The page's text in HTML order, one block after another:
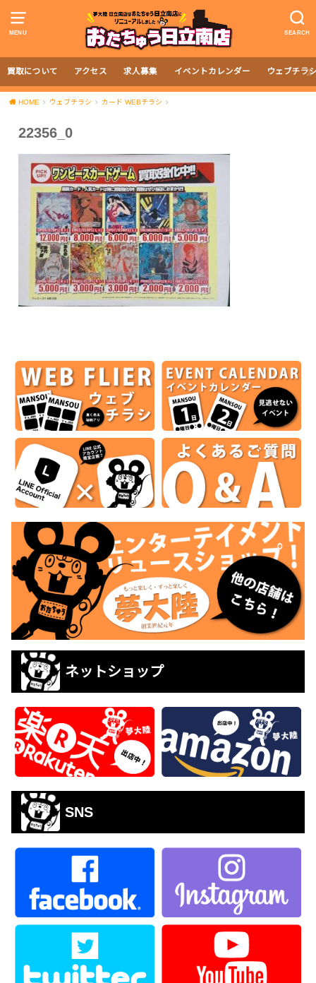
MENU SEARCH
買取について アクセス 求人募集 イベントカレンダー ウェブチラ
HOME ウェブチラシ カード WEBチラシ
22356_0
ネットショップ
SNS